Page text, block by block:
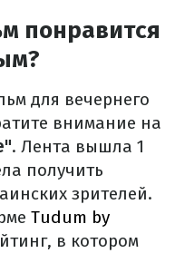
понравится
для вечернего
внимание на
. Лента вышла 1
получить
зрителей.
Tudum by
в котором